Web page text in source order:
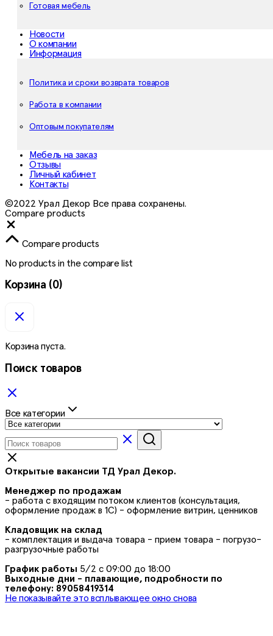
Готовая мебель
Новости
О компании
Информация
Политика и сроки возврата товаров
Работа в компании
Оптовым покупателям
Мебель на заказ
Отзывы
Личный кабинет
Контакты
©2022 Урал Декор Все права сохранены.
Compare products
Compare products
No products in the compare list
Корзина (0)
Корзина пуста.
Поиск товаров
Все категории
Открытые вакансии ТД Урал Декор.
Менеджер по продажам
- работа с входящим потоком клиентов (консультация,
оформление продаж в 1С) - оформление витрин, ценников
Кладовщик на склад
- комплектация и выдача товара - прием товара - погрузо-
разгрузочные работы
График работы 5/2 с 09:00 до 18:00
Выходные дни - плавающие, подробности по
телефону: 89058419314
Не показывайте это всплывающее окно снова